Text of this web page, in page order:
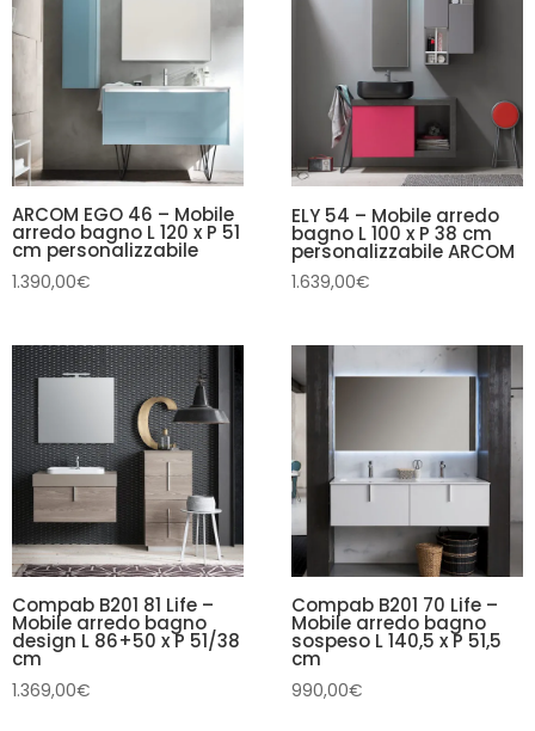
ARCOM EGO 46 – Mobile
arredo bagno L 120 x P 51
cm personalizzabile
1.390,00€
ELY 54 – Mobile arredo
bagno L 100 x P 38 cm
personalizzabile ARCOM
1.639,00€
Compab B201 81 Life –
Mobile arredo bagno
design L 86+50 x P 51/38
cm
1.369,00€
Compab B201 70 Life –
Mobile arredo bagno
sospeso L 140,5 x P 51,5
cm
990,00€